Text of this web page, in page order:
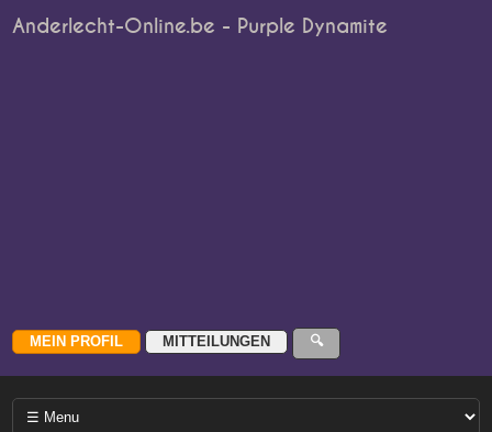
Anderlecht-Online.be - Purple Dynamite